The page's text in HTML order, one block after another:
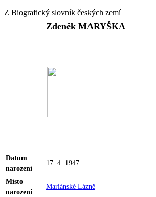
Z Biografický slovník českých zemí
Zdeněk MARYŠKA
Datum
narození
17. 4. 1947
Místo
narození
Mariánské Lázně